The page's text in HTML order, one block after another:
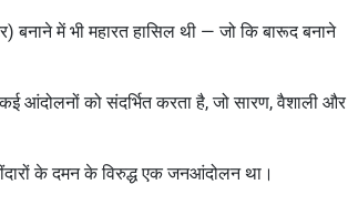
बनाने में भी महारत हासिल थी — जो किबारूदबनाने
कई आंदोलनोंको संदर्भित करता है, जोसारण, वैशाली और
के दमनके विरुद्ध एकजनआंदोलनथा।